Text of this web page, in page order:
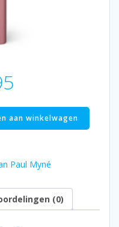
aan winkelwagen
Paul Myné
(0)